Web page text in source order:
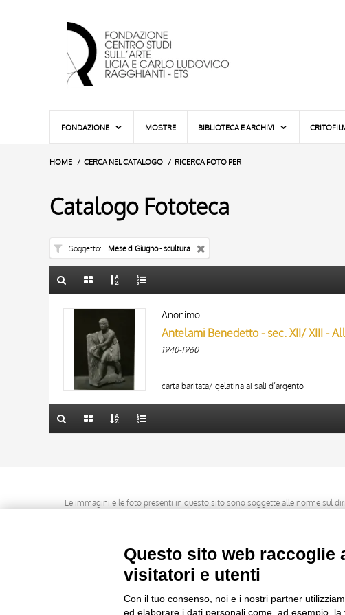
FONDAZIONE MOSTRE BIBLIOTECA E ARCHIVI
HOME CERCA NEL CATALOGO RICERCA FOTO PER
Catalogo Fototeca
Soggetto Mese di Giugno - scultura
ARTISTA
MATERIA E TECNICA
DATA
10 RISULTATI
20 RISULTATI
Anonimo
Antelami Benedetto - sec. XII/ XIII -
1940-1960
carta baritata/ gelatina ai sali d’argento
TITOLO
ARTISTA
MATERIA E TECNICA
DATA
20 RISULTATI
Le immagini e le foto presenti in questo sito sono soggette alle norme sul
Questo sito web raccoglie
visitatori e utenti
Con il tuo consenso, noi e i nostri partner
ed elaborare i dati personali come, ad esempio,